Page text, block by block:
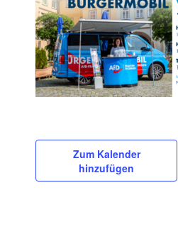
Zum Kalender
hinzufügen